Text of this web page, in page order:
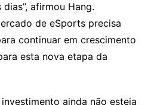
afirmou Hang.
de eSports precisa
continuar em crescimento
esta nova etapa da
ainda não esteja